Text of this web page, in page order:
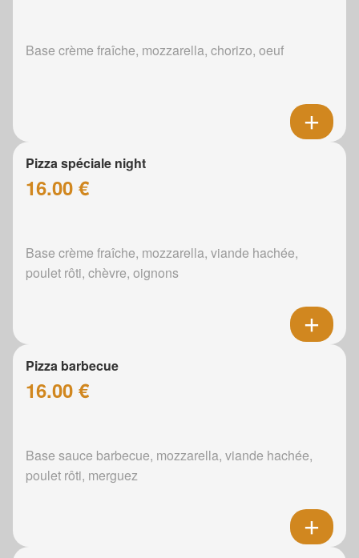
Base crème fraîche, mozzarella, chorizo, oeuf
Pizza spéciale night
16.00 €
Base crème fraîche, mozzarella, viande hachée,
poulet rôti, chèvre, oignons
Pizza barbecue
16.00 €
Base sauce barbecue, mozzarella, viande hachée,
poulet rôti, merguez